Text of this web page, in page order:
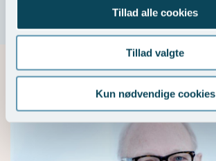
Tillad alle cookies
Tillad valgte
Kun nødvendige cookies
Vores specialister